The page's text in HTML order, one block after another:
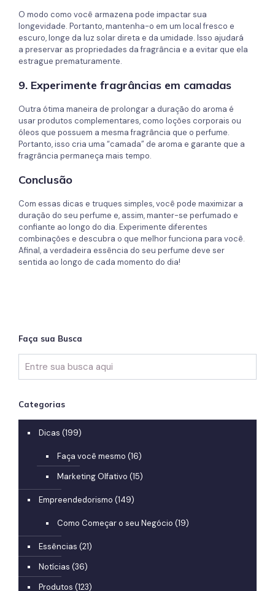
O modo como você armazena pode impactar sua
longevidade. Portanto, mantenha-o em um local fresco e
escuro, longe da luz solar direta e da umidade. Isso ajudará
a preservar as propriedades da fragrância e a evitar que ela
estrague prematuramente.
9. Experimente fragrâncias em camadas
Outra ótima maneira de prolongar a duração do aroma é
usar produtos complementares, como loções corporais ou
óleos que possuem a mesma fragrância que o perfume.
Portanto, isso cria uma “camada” de aroma e garante que a
fragrância permaneça mais tempo.
Conclusão
Com essas dicas e truques simples, você pode maximizar a
duração do seu perfume e, assim, manter-se perfumado e
confiante ao longo do dia. Experimente diferentes
combinações e descubra o que melhor funciona para você.
Afinal, a verdadeira essência do seu perfume deve ser
sentida ao longo de cada momento do dia!
Faça sua Busca
Categorias
Dicas (199)
Faça você mesmo (16)
Marketing Olfativo (15)
Empreendedorismo (149)
Como Começar o seu Negócio (19)
Essências (21)
Notícias (36)
Produtos (123)